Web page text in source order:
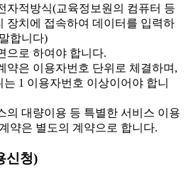
자적방식(교육정보원의 컴퓨터 등
장치에 접속하여 데이터를 입력하
합니다)
으로 하여야 합니다.
약은 이용자번호 단위로 체결하며,
는 1 이용자번호 이상이어야 합니
의 대량이용 등 특별한 서비스 이용
약은 별도의 계약으로 합니다.
신청)